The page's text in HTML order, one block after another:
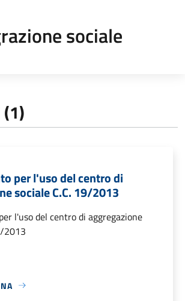
sociale
per l'uso del centro di
sociale C.C. 19/2013
l'uso del centro di aggregazione
2013